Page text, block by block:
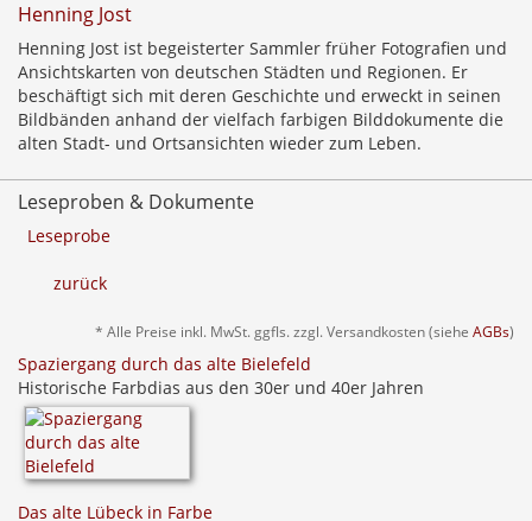
Henning Jost
Henning Jost ist begeisterter Sammler früher Fotografien und
Ansichtskarten von deutschen Städten und Regionen. Er
beschäftigt sich mit deren Geschichte und erweckt in seinen
Bildbänden anhand der vielfach farbigen Bilddokumente die
alten Stadt- und Ortsansichten wieder zum Leben.
Leseproben & Dokumente
Leseprobe
zurück
* Alle Preise inkl. MwSt. ggfls. zzgl. Versandkosten (siehe AGBs)
Spaziergang durch das alte Bielefeld
Historische Farbdias aus den 30er und 40er Jahren
Das alte Lübeck in Farbe